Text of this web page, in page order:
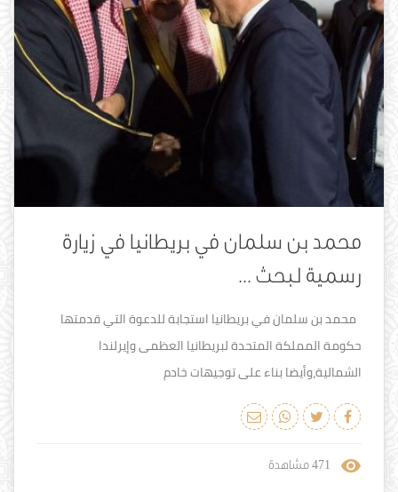
محمد بن سلمان في بريطانيا في زيارة
رسمية لبحث ...
محمد بن سلمان في بريطانيا استجابة للدعوة التي قدمتها
حكومة المملكة المتحدة لبريطانيا العظمى وإيرلندا
الشمالية،وأيضا بناء على توجيهات خادم
471 مشاهدة